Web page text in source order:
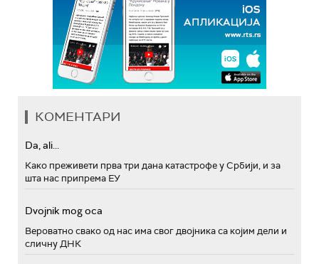
КОМЕНТАРИ
Da, ali...
Како преживети прва три дана катастрофе у Србији, и за
шта нас припрема ЕУ
Dvojnik mog oca
Вероватно свако од нас има свог двојника са којим дели и
сличну ДНК